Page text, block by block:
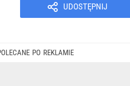
UDOSTĘPNIJ